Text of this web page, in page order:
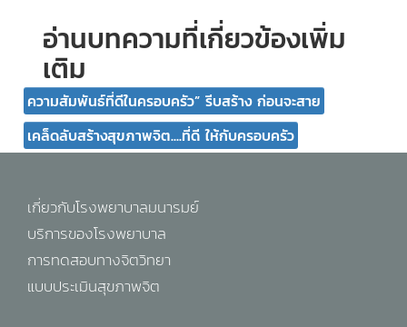
อ่านบทความที่เกี่ยวข้องเพิ่ม
เติม
ความสัมพันธ์ที่ดีในครอบครัว” รีบสร้าง ก่อนจะสาย
เคล็ดลับสร้างสุขภาพจิต....ที่ดี ให้กับครอบครัว
เกี่ยวกับโรงพยาบาลมนารมย์
บริการของโรงพยาบาล
การทดสอบทางจิตวิทยา
แบบประเมินสุขภาพจิต